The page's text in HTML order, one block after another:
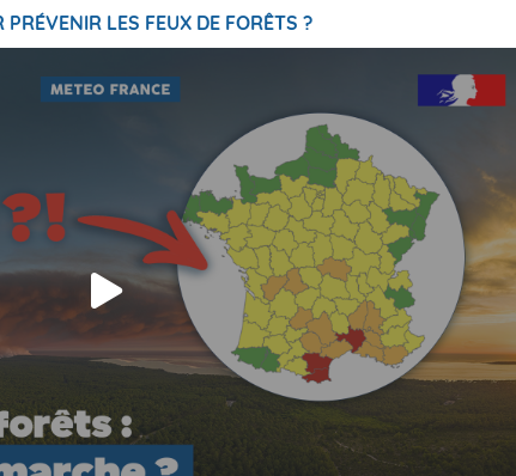
LES FEUX DE FORÊTS ?